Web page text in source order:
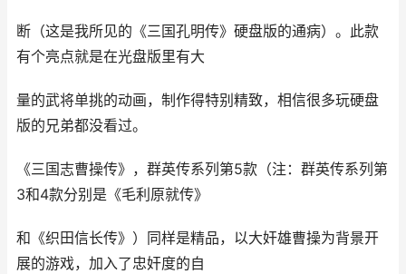
断（这是我所见的《三国孔明传》硬盘版的通病）。此款
有个亮点就是在光盘版里有大
量的武将单挑的动画，制作得特别精致，相信很多玩硬盘
版的兄弟都没看过。
《三国志曹操传》，群英传系列第5款（注：群英传系列第
3和4款分别是《毛利原就传》
和《织田信长传》）同样是精品，以大奸雄曹操为背景开
展的游戏，加入了忠奸度的自